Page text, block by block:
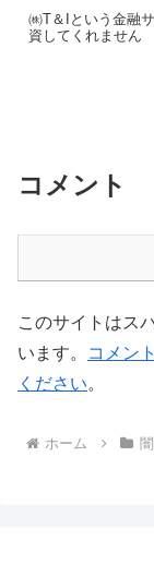
㈱T＆Iという金融
資してくれません
コメント
このサイトはス
います。
コメン
ください。
ホーム